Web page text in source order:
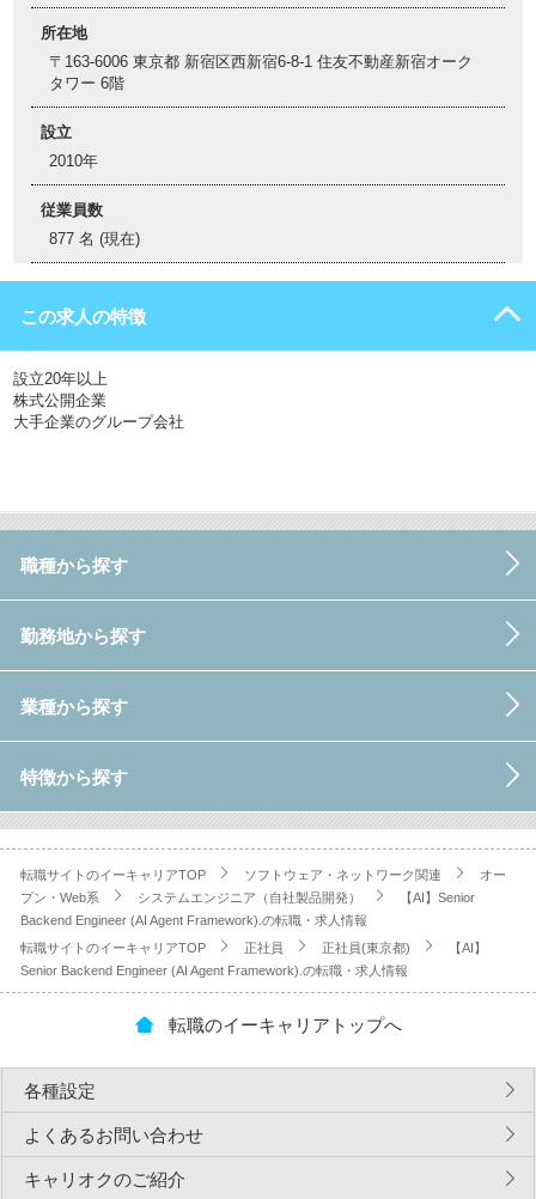
所在地
〒163-6006 東京都 新宿区西新宿6-8-1 住友不動産新宿オーク
タワー 6階
設立
2010年
従業員数
877 名 (現在)
この求人の特徴
設立20年以上
株式公開企業
大手企業のグループ会社
職種から探す
勤務地から探す
業種から探す
特徴から探す
転職サイトのイーキャリアTOP ソフトウェア・ネットワーク関連
オー
プン・Web系
システムエンジニア（自社製品開発）
【AI】Senior
Backend Engineer (AI Agent Framework).の転職・求人情報
転職サイトのイーキャリアTOP
正社員 正社員(東京都)
【AI】
Senior Backend Engineer (AI Agent Framework).の転職・求人情報
転職のイーキャリアトップへ
各種設定
よくあるお問い合わせ
キャリオクのご紹介